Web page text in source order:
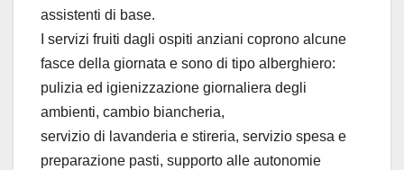
assistenti di base.
I servizi fruiti dagli ospiti anziani coprono alcune
fasce della giornata e sono di tipo alberghiero:
pulizia ed igienizzazione giornaliera degli
ambienti, cambio biancheria,
servizio di lavanderia e stireria, servizio spesa e
preparazione pasti, supporto alle autonomie